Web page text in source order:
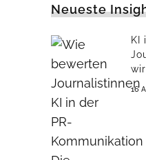
Neueste
KI
16